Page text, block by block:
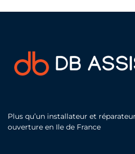
Plus qu’un installateur et
ouverture en Ile de France